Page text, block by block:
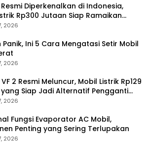
Resmi Diperkenalkan di Indonesia,
Rp300 Jutaan Siap Ramaikan
2026
Ini 5 Cara Mengatasi Setir Mobil
2026
2 Resmi Meluncur, Mobil Listrik Rp129
Siap Jadi Alternatif Pengganti
2026
Fungsi Evaporator AC Mobil,
Penting yang Sering Terlupakan
2026